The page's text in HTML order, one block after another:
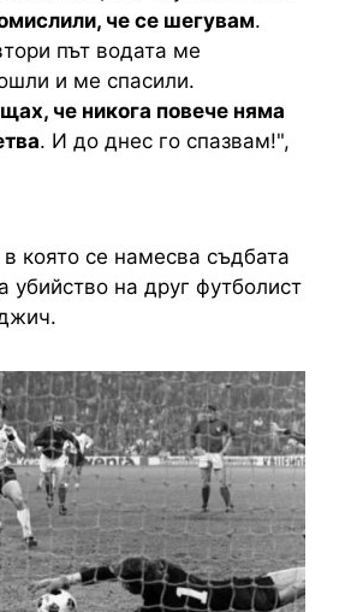
че се шегувам.
път водата ме
и ме спасили.
че никога повече няма
. И до днес го спазвам!",
която се намесва съдбата
убийство на друг футболист